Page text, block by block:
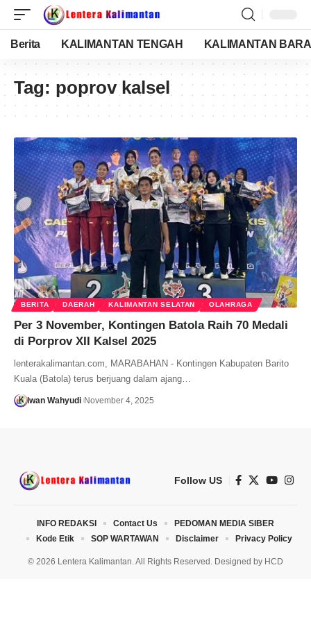
Berita KALIMANTAN TENGAH KALIMANTAN
Tag: poprov kalsel
BERITA DAERAH KALIMANTAN SELATAN OLAHRAGA
Per 3 November, Kontingen Batola Raih 70 Medali
di Porprov XII Kalsel 2025
lenterakalimantan.com, MARABAHAN - Kontingen Kabupaten Barito
Kuala (Batola) terus berjuang dalam ajang…
Iwan Wahyudi November 4, 2025
Follow US
© 2026 Lentera Kalimantan. All Rights Reserved. Designed by HCD
INFO REDAKSI Contact Us
PEDOMAN MEDIA SIBER
Kode Etik
SOP WARTAWAN Disclaimer Privacy Policy